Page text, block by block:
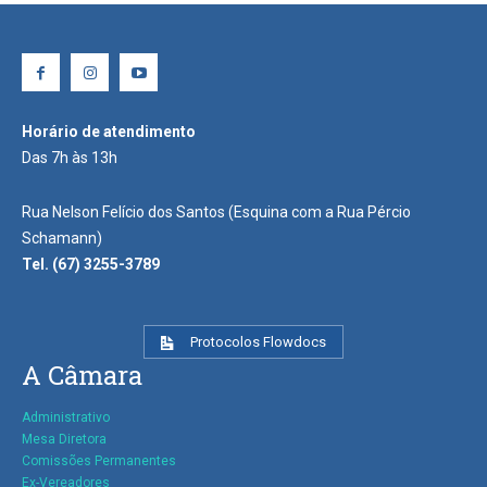
Horário de atendimento
Das 7h às 13h
Rua Nelson Felício dos Santos (Esquina com a Rua Pércio
Schamann)
Tel. (67) 3255-3789
Protocolos Flowdocs
A Câmara
Administrativo
Mesa Diretora
Comissões Permanentes
Ex-Vereadores